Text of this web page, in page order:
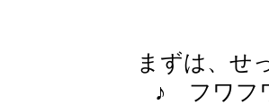
まずは、せ
♪ フワフ